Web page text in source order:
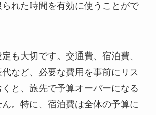
られた時間を有効に使うことがで
も大切です。交通費、宿泊費、
など、必要な費用を事前にリス
くと、旅先で予算オーバーになる
。特に、宿泊費は全体の予算に